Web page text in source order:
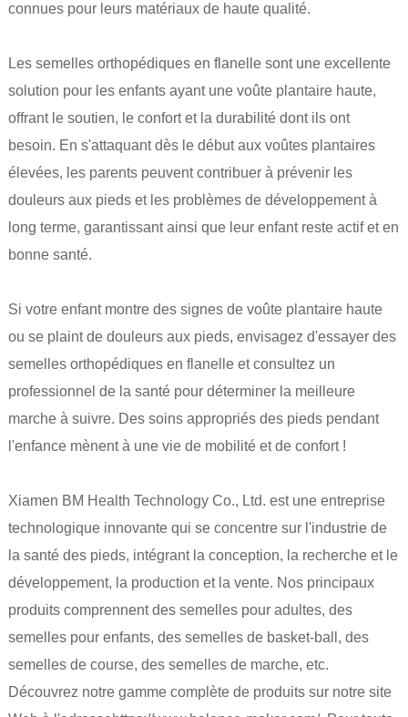
connues pour leurs matériaux de haute qualité.
Les semelles orthopédiques en flanelle sont une excellente
solution pour les enfants ayant une voûte plantaire haute,
offrant le soutien, le confort et la durabilité dont ils ont
besoin. En s'attaquant dès le début aux voûtes plantaires
élevées, les parents peuvent contribuer à prévenir les
douleurs aux pieds et les problèmes de développement à
long terme, garantissant ainsi que leur enfant reste actif et en
bonne santé.
Si votre enfant montre des signes de voûte plantaire haute
ou se plaint de douleurs aux pieds, envisagez d'essayer des
semelles orthopédiques en flanelle et consultez un
professionnel de la santé pour déterminer la meilleure
marche à suivre. Des soins appropriés des pieds pendant
l'enfance mènent à une vie de mobilité et de confort !
Xiamen BM Health Technology Co., Ltd. est une entreprise
technologique innovante qui se concentre sur l'industrie de
la santé des pieds, intégrant la conception, la recherche et le
développement, la production et la vente. Nos principaux
produits comprennent des semelles pour adultes, des
semelles pour enfants, des semelles de basket-ball, des
semelles de course, des semelles de marche, etc.
Découvrez notre gamme complète de produits sur notre site